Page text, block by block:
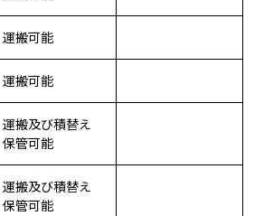
運搬可能
運搬可能
運搬及び積替え
保管可能
運搬及び積替え
保管可能